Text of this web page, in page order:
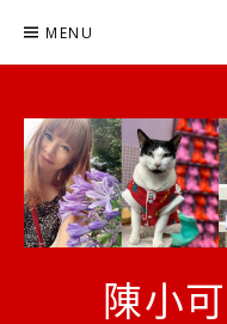
MENU
陳小